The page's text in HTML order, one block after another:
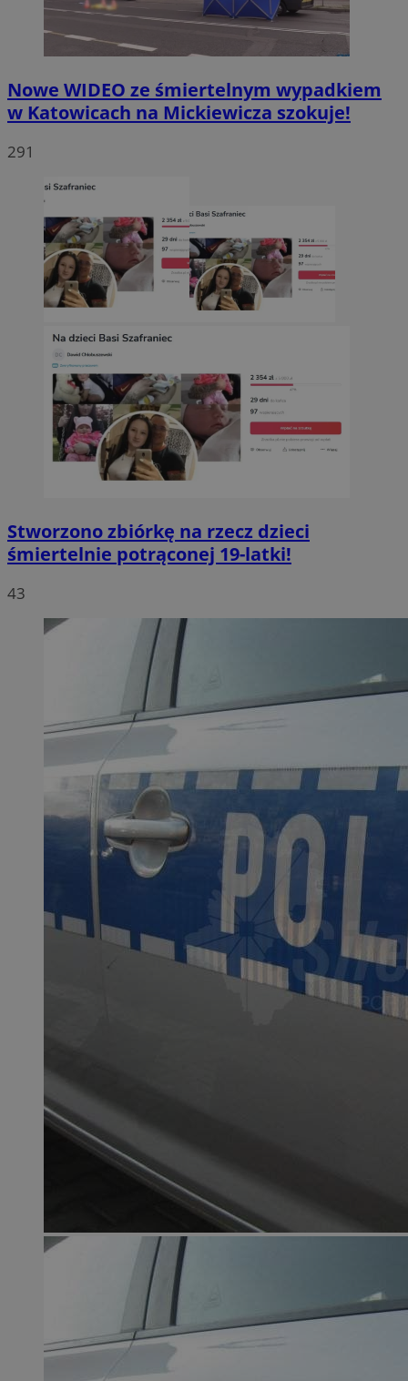
Nowe WIDEO ze śmiertelnym wypadkiem
w Katowicach na Mickiewicza szokuje!
291
Stworzono zbiórkę na rzecz dzieci
śmiertelnie potrąconej 19-latki!
43